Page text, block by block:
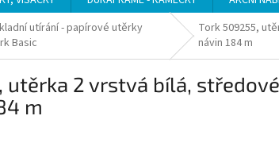
utírání - papírové utěrky
Basic
Tork 509255,
návin 184 m
utěrka 2 vrstvá bílá,
m